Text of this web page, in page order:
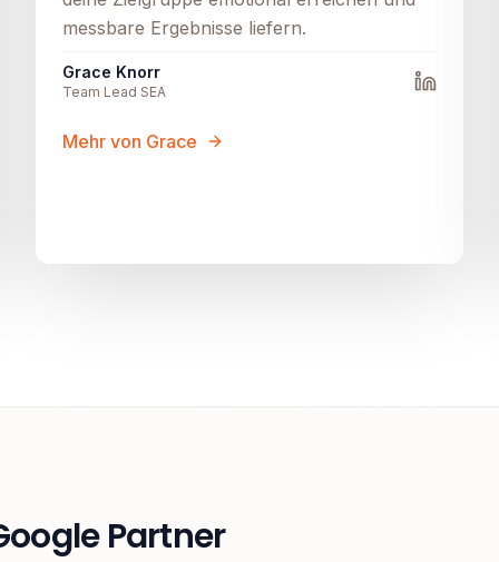
messbare Ergebnisse liefern.
Grace Knorr
Team Lead SEA
Mehr von Grace
Partner